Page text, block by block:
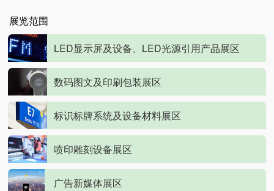
展览范围
LED显示屏及设备、LED光源引用产品展区
数码图文及印刷包装展区
标识标牌系统及设备材料展区
喷印雕刻设备展区
广告新媒体展区